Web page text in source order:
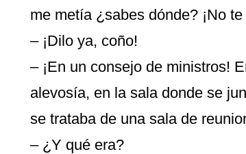
me metía ¿sabes dónde? ¡No
– ¡Dilo ya, coño!
– ¡En un consejo de ministros!
alevosía, en la sala donde se
se trataba de una sala de
– ¿Y qué era?